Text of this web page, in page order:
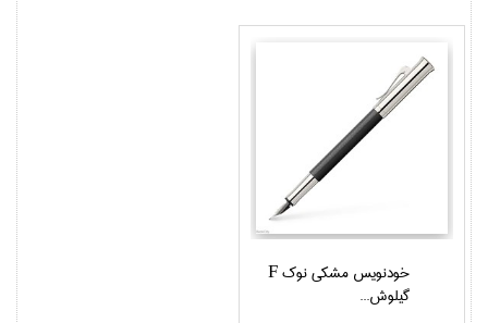
خودنويس مشكي نوك F
گيلوش...